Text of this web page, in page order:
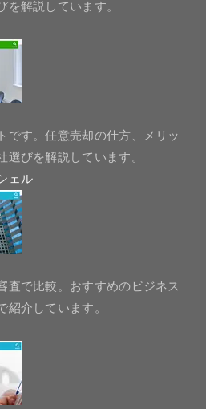
を解説しています。
です。任意売却の仕方、メリッ
選びを解説しています。
ェル
査で比較。おすすめのビジネス
紹介しています。